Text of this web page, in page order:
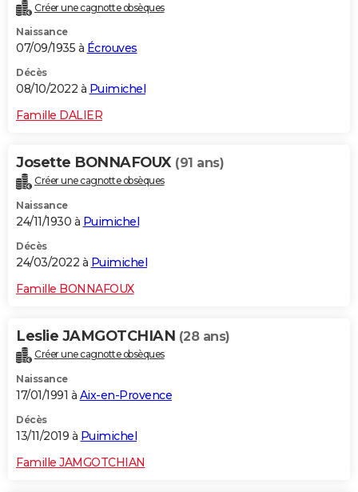
Créer une cagnotte obsèques
Naissance
07/09/1935 à Écrouves
Décès
08/10/2022 à Puimichel
Famille DALIER
Josette BONNAFOUX (91 ans)
Créer une cagnotte obsèques
Naissance
24/11/1930 à Puimichel
Décès
24/03/2022 à Puimichel
Famille BONNAFOUX
Leslie JAMGOTCHIAN (28 ans)
Créer une cagnotte obsèques
Naissance
17/01/1991 à Aix-en-Provence
Décès
13/11/2019 à Puimichel
Famille JAMGOTCHIAN